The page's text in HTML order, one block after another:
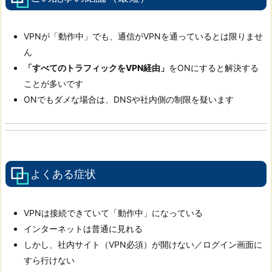
VPNが「動作中」でも、通信がVPNを通っているとは限りませ
ん
「すべてのトラフィックをVPN経由」 をONにすると解決する
ことが多いです
ONでもダメな場合は、DNSや社内側の制限を疑います
よくある症状
VPNは接続できていて「動作中」になっている
インターネットは普通に見れる
しかし、社内サイト（VPN必須）が開けない／ログイン画面に
すら行けない